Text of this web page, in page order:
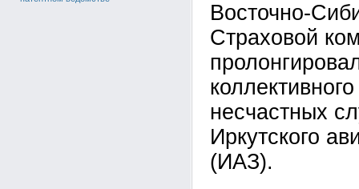
Восточно-
Страховой
несчастных
Иркутского
(ИАЗ).